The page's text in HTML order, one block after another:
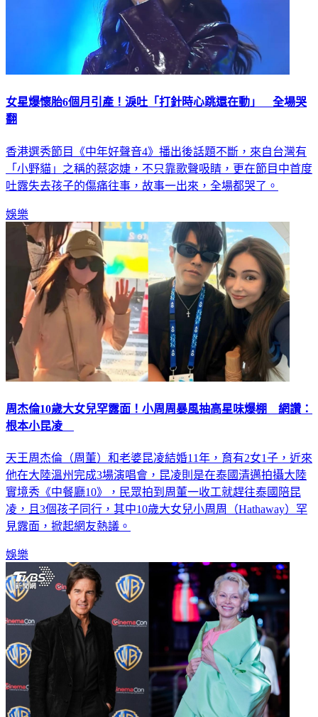
女星爆懷胎6個月引產！淚吐「打針時心跳還在動」 全場哭
翻
香港選秀節目《中年好聲音4》播出後話題不斷，來自台灣有
「小野貓」之稱的蔡宓婕，不只靠歌聲吸睛，更在節目中首度
吐露失去孩子的傷痛往事，故事一出來，全場都哭了。
娛樂
周杰倫10歲大女兒罕露面！小周周暴風抽高星味爆棚 網讚：
根本小昆凌
天王周杰倫（周董）和老婆昆凌結婚11年，育有2女1子，近來
他在大陸溫州完成3場演唱會，昆凌則是在泰國清邁拍攝大陸
實境秀《中餐廳10》，民眾拍到周董一收工就趕往泰國陪昆
凌，且3個孩子同行，其中10歲大女兒小周周（Hathaway）罕
見露面，掀起網友熱議。
娛樂